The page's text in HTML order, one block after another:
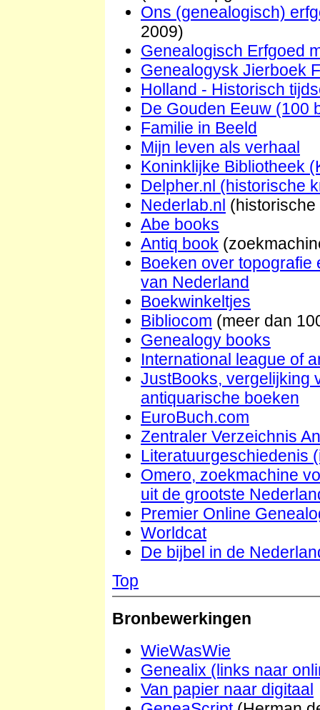
Ons (genealogisch)
2009)
Genealogisch Erfgoed
Genealogysk Jierboek
Holland - Historisch
De Gouden Eeuw (100
Familie in Beeld
Mijn leven als verhaal
Koninklijke Bibliotheek
Delpher.nl (historische
Nederlab.nl
Abe books
Antiq book
Boeken over
van Nederland
Boekwinkeltjes
Bibliocom (meer dan
Genealogy books
International league of
JustBooks, vergelijking
antiquarische boeken
EuroBuch.com
Zentraler Verzeichnis
Literatuurgeschiedenis
Omero, zoekmachine
uit de grootste
Premier Online
Worldcat
De bijbel in de
Top
Bronbewerkingen
WieWasWie
Genealix (links naar
Van papier naar digitaal